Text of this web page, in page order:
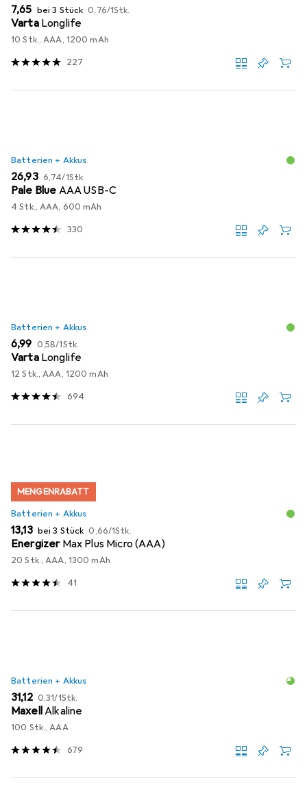
EUR
7,65 bei 3 Stück EUR
0,76/1Stk.
Varta Longlife
10 Stk., AAA, 1200 mAh
227
Batterien + Akkus
EUR
26,93 EUR
6,74/1Stk.
Pale Blue AAA USB-C
4 Stk., AAA, 600 mAh
330
Batterien + Akkus
EUR
6,99 EUR
0,58/1Stk.
Varta Longlife
12 Stk., AAA, 1200 mAh
694
MENGENRABATT
Batterien + Akkus
EUR
13,13 bei 3 Stück EUR
0,66/1Stk.
Energizer Max Plus Micro (AAA)
20 Stk., AAA, 1300 mAh
41
Batterien + Akkus
EUR
31,12 EUR
0,31/1Stk.
MaxellAlkaline
100 Stk., AAA
679